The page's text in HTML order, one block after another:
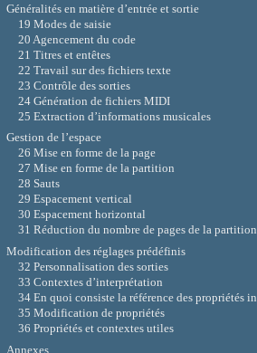
Généralités en matière d’entrée et sortie
19 Modes de saisie
20 Agencement du code
21 Titres et entêtes
22 Travail sur des fichiers texte
23 Contrôle des sorties
24 Génération de fichiers MIDI
25 Extraction d’informations musicales
Gestion de l’espace
26 Mise en forme de la page
27 Mise en forme de la partition
28 Sauts
29 Espacement vertical
30 Espacement horizontal
31 Réduction du nombre de pages de la partition
Modification des réglages prédéfinis
32 Personnalisation des sorties
33 Contextes d’interprétation
34 En quoi consiste la référence des propriétés
35 Modification de propriétés
36 Propriétés et contextes utiles
Annexes